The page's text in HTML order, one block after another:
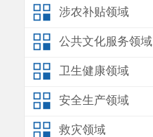
涉农补贴领域
公共文化服务领域
卫生健康领域
安全生产领域
救灾领域